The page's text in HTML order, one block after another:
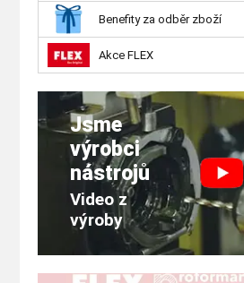
Benefity za odběr zboží
Akce FLEX
Jsme
výrobci
nástrojů
Video z
výroby